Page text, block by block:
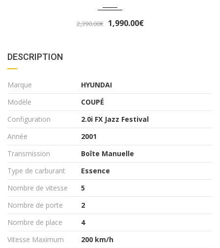
DESCRIPTION
Marque
HYUNDAI
Modèle
COUPÉ
Configuration
2.0i FX Jazz Festival
Année
2001
Transmission
Boîte Manuelle
Type de carburant
Essence
Nombre de vitesse
5
Nombre de porte
2
Nombre de place
4
Vitesse Maximum
200 km/h